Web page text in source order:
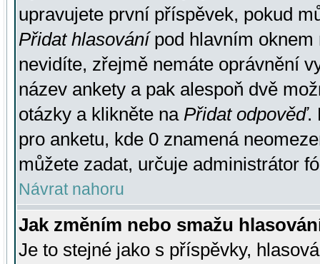
upravujete první příspěvek, pokud
Přidat hlasovánípod hlavním oknem
nevidíte, zřejmě nemáte oprávnění
název ankety a pak alespoň dvě
otázky a klikněte na Přidat odpověď.
pro anketu, kde 0 znamená
můžete zadat, určuje administrátor
Návrat nahoru
Jak změním nebo smažu
Je to stejné jako s příspěvky,